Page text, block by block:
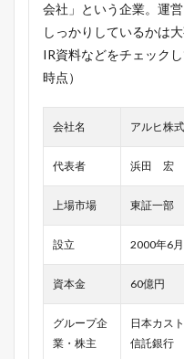
会社」という企業。運
しっかりしているかは
IR資料などをチェック
時点）
会社名 アルヒ株
代表者 浜田 宏
上場市場 東証一部
設立 2000年6
資本金 60億円
グループ企
業・株主
日本カス
信託銀行